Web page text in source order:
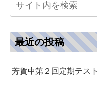
最近の投稿
芳賀中第２回定期テスト